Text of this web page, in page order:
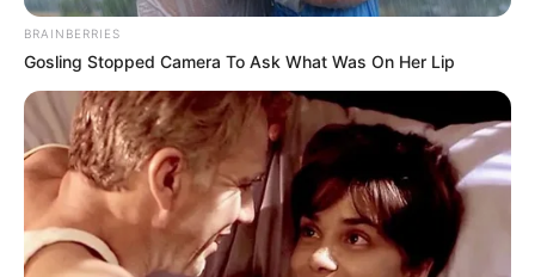
BRAINBERRIES
Gosling Stopped Camera To Ask What Was On Her Lip